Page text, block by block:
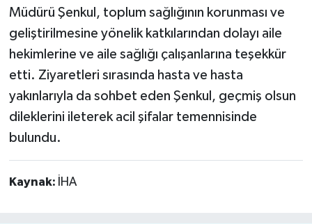
Müdürü Şenkul, toplum sağlığının korunması ve
geliştirilmesine yönelik katkılarından dolayı aile
hekimlerine ve aile sağlığı çalışanlarına teşekkür
etti. Ziyaretleri sırasında hasta ve hasta
yakınlarıyla da sohbet eden Şenkul, geçmiş olsun
dileklerini ileterek acil şifalar temennisinde
bulundu.
Kaynak: İHA